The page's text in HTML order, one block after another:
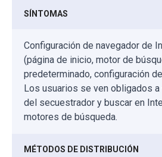
SÍNTOMAS
Configuración de navegador de
(página de inicio, motor de
predeterminado, configuración
Los usuarios se ven obligados
del secuestrador y buscar en
motores de búsqueda.
MÉTODOS DE DISTRIBUCIÓN